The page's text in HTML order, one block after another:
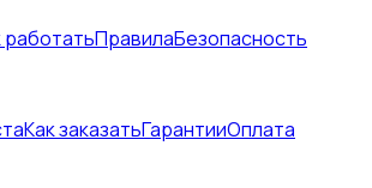
работатьПравилаБезопасность
Как заказатьГарантииОплата